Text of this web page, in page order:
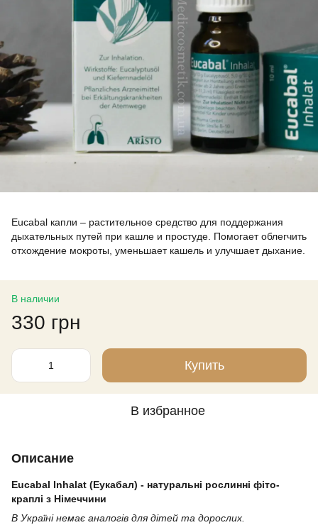
Eucabal капли – растительное средство для поддержания
дыхательных путей при кашле и простуде. Помогает облегчить
отхождение мокроты, уменьшает кашель и улучшает дыхание.
В наличии
330 грн
Купить
В избранное
Описание
Eucabal Inhalat (Еукабал) - натуральні рослинні фіто-
краплі з Німеччини
В Україні немає аналогів для дітей та дорослих.